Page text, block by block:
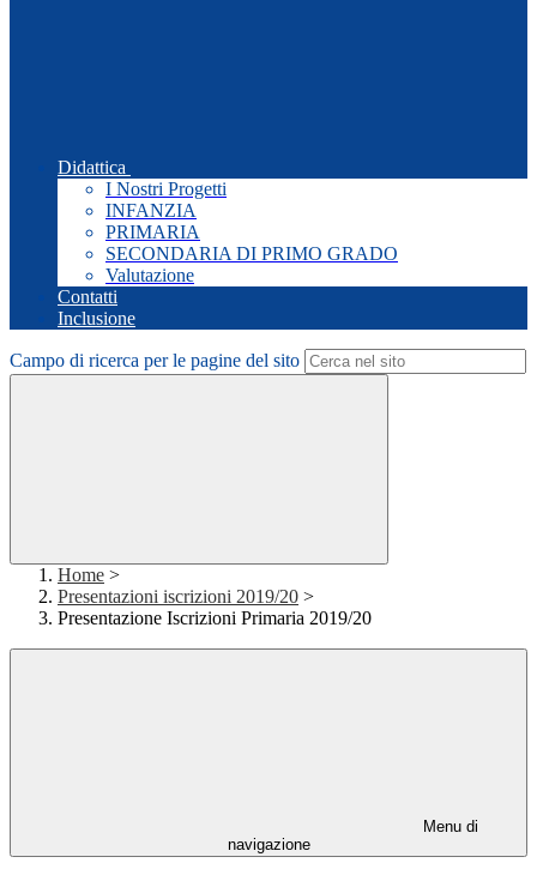
Didattica
I Nostri Progetti
INFANZIA
PRIMARIA
SECONDARIA DI PRIMO GRADO
Valutazione
Contatti
Inclusione
Campo di ricerca per le pagine del sito
Home >
Presentazioni iscrizioni 2019/20 >
Presentazione Iscrizioni Primaria 2019/20
Menu di
navigazione